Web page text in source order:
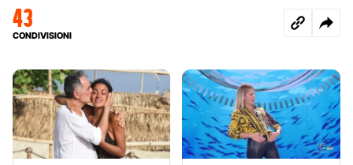
43
CONDIVISIONI